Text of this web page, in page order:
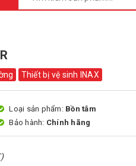
Thiết bị vệ sinh INAX
Loại sản phẩm: Bồn tắm
Bảo hành: Chính hãng